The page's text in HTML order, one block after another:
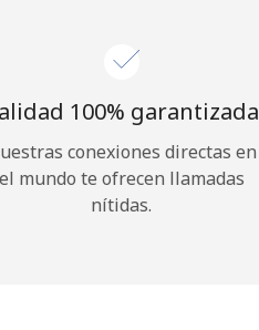
100% garantizada
conexiones directas en
el mundo te ofrecen llamadas
nítidas.